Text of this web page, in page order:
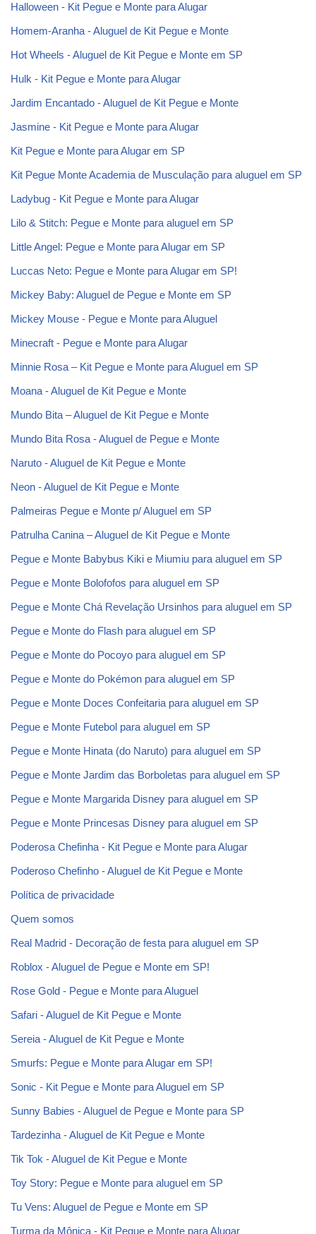
Halloween - Kit Pegue e Monte para Alugar
Homem-Aranha - Aluguel de Kit Pegue e Monte
Hot Wheels - Aluguel de Kit Pegue e Monte em SP
Hulk - Kit Pegue e Monte para Alugar
Jardim Encantado - Aluguel de Kit Pegue e Monte
Jasmine - Kit Pegue e Monte para Alugar
Kit Pegue e Monte para Alugar em SP
Kit Pegue Monte Academia de Musculação para aluguel em SP
Ladybug - Kit Pegue e Monte para Alugar
Lilo & Stitch: Pegue e Monte para aluguel em SP
Little Angel: Pegue e Monte para Alugar em SP
Luccas Neto: Pegue e Monte para Alugar em SP!
Mickey Baby: Aluguel de Pegue e Monte em SP
Mickey Mouse - Pegue e Monte para Aluguel
Minecraft - Pegue e Monte para Alugar
Minnie Rosa – Kit Pegue e Monte para Aluguel em SP
Moana - Aluguel de Kit Pegue e Monte
Mundo Bita – Aluguel de Kit Pegue e Monte
Mundo Bita Rosa - Aluguel de Pegue e Monte
Naruto - Aluguel de Kit Pegue e Monte
Neon - Aluguel de Kit Pegue e Monte
Palmeiras Pegue e Monte p/ Aluguel em SP
Patrulha Canina – Aluguel de Kit Pegue e Monte
Pegue e Monte Babybus Kiki e Miumiu para aluguel em SP
Pegue e Monte Bolofofos para aluguel em SP
Pegue e Monte Chá Revelação Ursinhos para aluguel em SP
Pegue e Monte do Flash para aluguel em SP
Pegue e Monte do Pocoyo para aluguel em SP
Pegue e Monte do Pokémon para aluguel em SP
Pegue e Monte Doces Confeitaria para aluguel em SP
Pegue e Monte Futebol para aluguel em SP
Pegue e Monte Hinata (do Naruto) para aluguel em SP
Pegue e Monte Jardim das Borboletas para aluguel em SP
Pegue e Monte Margarida Disney para aluguel em SP
Pegue e Monte Princesas Disney para aluguel em SP
Poderosa Chefinha - Kit Pegue e Monte para Alugar
Poderoso Chefinho - Aluguel de Kit Pegue e Monte
Política de privacidade
Quem somos
Real Madrid - Decoração de festa para aluguel em SP
Roblox - Aluguel de Pegue e Monte em SP!
Rose Gold - Pegue e Monte para Aluguel
Safari - Aluguel de Kit Pegue e Monte
Sereia - Aluguel de Kit Pegue e Monte
Smurfs: Pegue e Monte para Alugar em SP!
Sonic - Kit Pegue e Monte para Aluguel em SP
Sunny Babies - Aluguel de Pegue e Monte para SP
Tardezinha - Aluguel de Kit Pegue e Monte
Tik Tok - Aluguel de Kit Pegue e Monte
Toy Story: Pegue e Monte para aluguel em SP
Tu Vens: Aluguel de Pegue e Monte em SP
Turma da Mônica - Kit Pegue e Monte para Alugar